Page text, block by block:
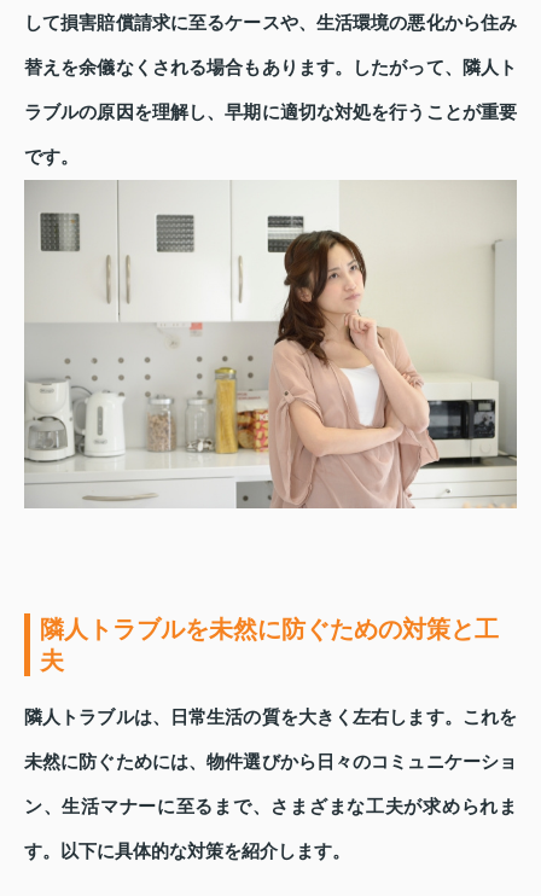
して損害賠償請求に至るケースや、生活環境の悪化から住み
替えを余儀なくされる場合もあります。したがって、隣人ト
ラブルの原因を理解し、早期に適切な対処を行うことが重要
です。
隣人トラブルを未然に防ぐための対策と工
夫
隣人トラブルは、日常生活の質を大きく左右します。これを
未然に防ぐためには、物件選びから日々のコミュニケーショ
ン、生活マナーに至るまで、さまざまな工夫が求められま
す。以下に具体的な対策を紹介します。